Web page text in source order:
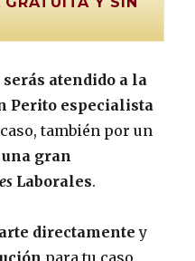
serás atendido a la
Perito especialista
también por un
gran
Laborales.
directamente y